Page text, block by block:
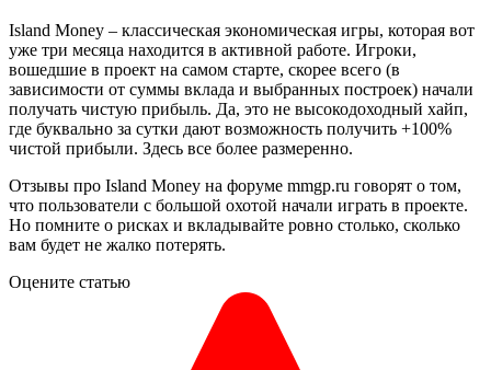
Island Money – классическая экономическая игры, которая вот
уже три месяца находится в активной работе. Игроки,
вошедшие в проект на самом старте, скорее всего (в
зависимости от суммы вклада и выбранных построек) начали
получать чистую прибыль. Да, это не высокодоходный хайп,
где буквально за сутки дают возможность получить +100%
чистой прибыли. Здесь все более размеренно.
Отзывы про Island Money на форуме mmgp.ru говорят о том,
что пользователи с большой охотой начали играть в проекте.
Но помните о рисках и вкладывайте ровно столько, сколько
вам будет не жалко потерять.
Оцените статью